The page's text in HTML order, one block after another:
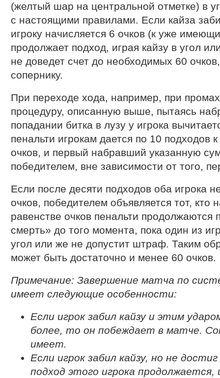
(желтый шар на центральной отметке) в
с настоящими правилами. Если кайза
игроку начисляется 6 очков (к уже
продолжает подход, играя кайзу в угол
не доведет счет до необходимых 60
сопернику.
При переходе хода, например, при
процедуру, описанную выше, пытаясь
попадании битка в лузу у игрока
пенальти игрокам дается по 10 подходов
очков, и первый набравший указанную
победителем, вне зависимости от того,
Если после десяти подходов оба игрока
очков, победителем объявляется тот,
равенстве очков пенальти продолжаются
смерть» до того момента, пока один из
угол или же не допустит штраф. Таким
может быть достаточно и менее 60 очков.
Примечание: Завершение матча по
имеет следующие особенности:
Если игрок забил кайзу и этим
более, то он побеждает в матче.
имеет.
Если игрок забил кайзу, но не
подход этого игрока